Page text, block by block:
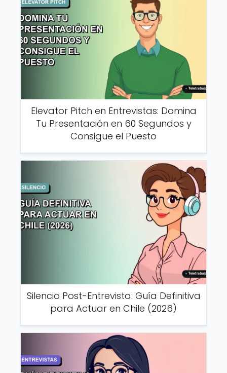
Elevator Pitch en Entrevistas: Domina
Tu Presentación en 60 Segundos y
Consigue el Puesto
Silencio Post-Entrevista: Guía Definitiva
para Actuar en Chile (2026)